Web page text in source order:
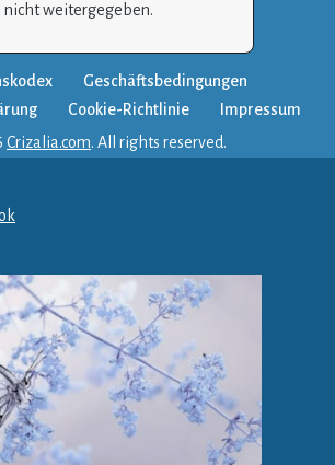
nicht weitergegeben.
Geschäftsbedingungen
Cookie-Richtlinie
Impressum
Crizalia.com. All rights reserved.